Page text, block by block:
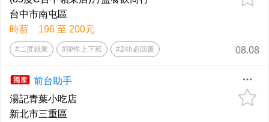
台中市南屯區
時薪 196 至 200元
#二度就業 #彈性上下班 #24h必回覆 08.08
前台助手
湯記青葉小吃店
新北市三重區